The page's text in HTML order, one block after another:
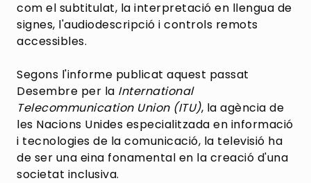
com el subtitulat, la interpretació en llengua de
signes, l'audiodescripció i controls remots
accessibles.
Segons l'informe publicat aquest passat
Desembre per la International
Telecommunication Union (ITU), la agència de
les Nacions Unides especialitzada en informació
i tecnologies de la comunicació, la televisió ha
de ser una eina fonamental en la creació d'una
societat inclusiva.